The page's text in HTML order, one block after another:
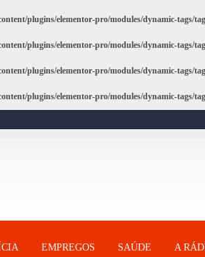
plugins/elementor-pro/modules/dynamic-tags/
plugins/elementor-pro/modules/dynamic-tags/
plugins/elementor-pro/modules/dynamic-tags/
plugins/elementor-pro/modules/dynamic-tags/
EMPREGOS SAÚDE A